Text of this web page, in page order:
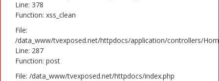
Line: 378
Function: xss_clean
File:
/data_www/tvexposed.net/httpdocs/application/controllers/
Line: 287
Function: post
File: /data_www/tvexposed.net/httpdocs/index.php
Filmovi
Glumci
Contact